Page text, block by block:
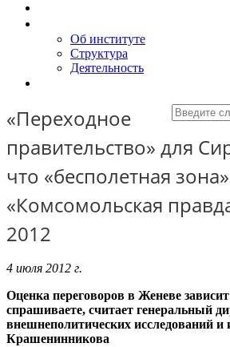
Об институте
Структура
Деятельность
«Переходное
правительство» для
что «бесполетная
«Комсомольская
2012
4 июля 2012 г.
Оценка переговоров в Женеве зависит
спрашиваете, считает генеральный
внешнеполитических исследований
Крашенинникова